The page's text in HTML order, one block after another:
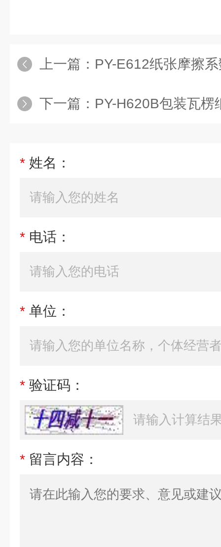
上一篇： PY-E612纸张摩擦系数测
下一篇： PY-H620B包装瓦楞
* 姓名：
* 电话：
* 单位：
* 验证码：
* 留言内容：